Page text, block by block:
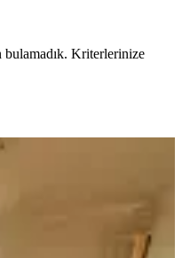
Kriterlerinize
Güneybatı 4+1 Boş
Mahallesi